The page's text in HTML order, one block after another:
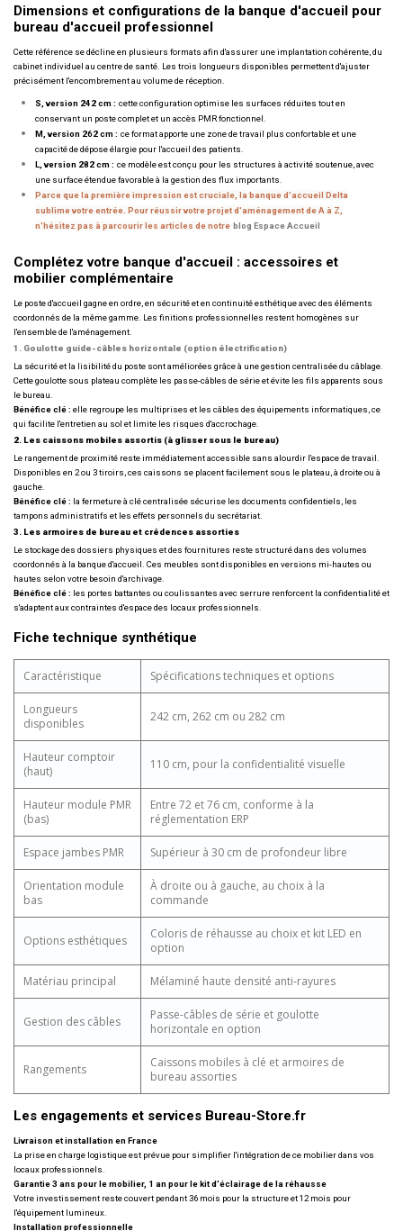
Dimensions et configurations de la banque d'accueil pour
bureau d'accueil professionnel
Cette référence se décline en plusieurs formats afin d'assurer une implantation cohérente, du
cabinet individuel au centre de santé. Les trois longueurs disponibles permettent d'ajuster
précisément l'encombrement au volume de réception.
S, version 242 cm : cette configuration optimise les surfaces réduites tout en
conservant un poste complet et un accès PMR fonctionnel.
M, version 262 cm : ce format apporte une zone de travail plus confortable et une
capacité de dépose élargie pour l'accueil des patients.
L, version 282 cm : ce modèle est conçu pour les structures à activité soutenue, avec
une surface étendue favorable à la gestion des flux importants.
Parce que la première impression est cruciale, la banque d'accueil Delta
sublime votre entrée. Pour réussir votre projet d'aménagement de A à Z,
n'hésitez pas à parcourir les articles de notre blog Espace Accueil
Complétez votre banque d'accueil : accessoires et
mobilier complémentaire
Le poste d'accueil gagne en ordre, en sécurité et en continuité esthétique avec des éléments
coordonnés de la même gamme. Les finitions professionnelles restent homogènes sur
l'ensemble de l'aménagement.
1. Goulotte guide-câbles horizontale (option électrification)
La sécurité et la lisibilité du poste sont améliorées grâce à une gestion centralisée du câblage.
Cette goulotte sous plateau complète les passe-câbles de série et évite les fils apparents sous
le bureau.
Bénéfice clé : elle regroupe les multiprises et les câbles des équipements informatiques, ce
qui facilite l'entretien au sol et limite les risques d'accrochage.
2. Les caissons mobiles assortis (à glisser sous le bureau)
Le rangement de proximité reste immédiatement accessible sans alourdir l'espace de travail.
Disponibles en 2 ou 3 tiroirs, ces caissons se placent facilement sous le plateau, à droite ou à
gauche.
Bénéfice clé : la fermeture à clé centralisée sécurise les documents confidentiels, les
tampons administratifs et les effets personnels du secrétariat.
3. Les armoires de bureau et crédences assorties
Le stockage des dossiers physiques et des fournitures reste structuré dans des volumes
coordonnés à la banque d'accueil. Ces meubles sont disponibles en versions mi-hautes ou
hautes selon votre besoin d'archivage.
Bénéfice clé : les portes battantes ou coulissantes avec serrure renforcent la confidentialité et
s'adaptent aux contraintes d'espace des locaux professionnels.
Fiche technique synthétique
Caractéristique Spécifications techniques et options
Longueurs
disponibles
242 cm, 262 cm ou 282 cm
Hauteur comptoir
(haut)
110 cm, pour la confidentialité visuelle
Hauteur module PMR
(bas)
Entre 72 et 76 cm, conforme à la
réglementation ERP
Espace jambes PMR Supérieur à 30 cm de profondeur libre
Orientation module
bas
À droite ou à gauche, au choix à la
commande
Options esthétiques
Coloris de réhausse au choix et kit LED en
option
Matériau principal Mélaminé haute densité anti-rayures
Gestion des câbles
Passe-câbles de série et goulotte
horizontale en option
Rangements
Caissons mobiles à clé et armoires de
bureau assorties
Les engagements et services Bureau-Store.fr
Livraison et installation en France
La prise en charge logistique est prévue pour simplifier l'intégration de ce mobilier dans vos
locaux professionnels.
Garantie 3 ans pour le mobilier, 1 an pour le kit d'éclairage de la réhausse
Votre investissement reste couvert pendant 36 mois pour la structure et 12 mois pour
l'équipement lumineux.
Installation professionnelle